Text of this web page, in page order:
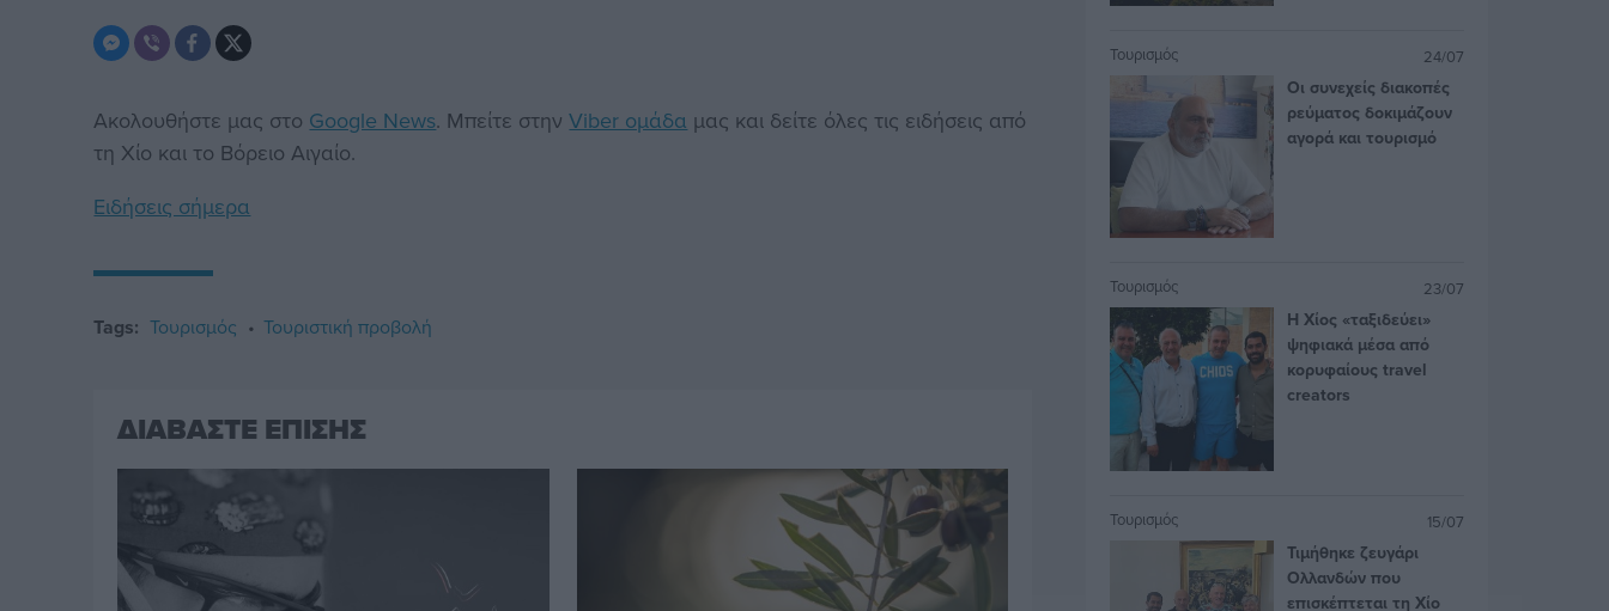
Ακολουθήστε μας στο Google News. Μπείτε στηνViber ομάδα μας και δείτε όλες τις ειδήσεις από
τη Χίο και το Βόρειο Αιγαίο.
Ειδήσεις σήμερα
Tags: Τουρισμός Τουριστική προβολή
ΔΙΑΒΑΣΤΕ ΕΠΙΣΗΣ
Τουρισμός 24/07
Οι συνεχείς διακοπές
ρεύματος δοκιμάζουν
αγορά και τουρισμό
Τουρισμός 23/07
Η Χίος «ταξιδεύει»
ψηφιακά μέσα από
κορυφαίους travel
creators
Τουρισμός 15/07
Τιμήθηκε ζευγάρι
Ολλανδών που
επισκέπτεται τη Χίο